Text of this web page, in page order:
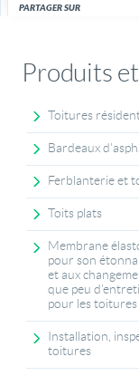
PARTAGER SUR
Produits
Toitures
Bardeaux
Ferblanterie et
Toits plats
Membrane
pour son
et aux
que peu
pour les
Installation,
toitures